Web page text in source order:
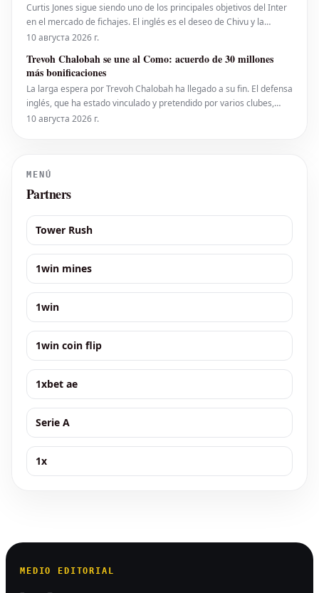
Curtis Jones sigue siendo uno de los principales objetivos del Inter
en el mercado de fichajes. El inglés es el deseo de Chivu y la
directiva nerazzurra desde el invierno pasado, cuando el Inter hizo
expira en un año, el Liverpool
10 августа 2026 г.
Trevoh Chalobah se une al Como: acuerdo de 30 millones
más bonificaciones
La larga espera por Trevoh Chalobah ha llegado a su fin. El defensa
inglés, que ha estado vinculado y pretendido por varios clubes,
incluido el Inter durante semanas, es ahora oficialmente jugador
10 августа 2026 г.
MENÚ
Partners
Tower Rush
1win mines
1win
1win coin flip
1xbet ae
Serie A
1x
MEDIO EDITORIAL